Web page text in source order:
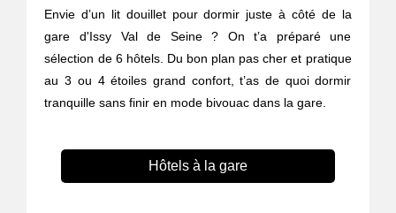
Envie d’un lit douillet pour dormir juste à côté de la
gare d'Issy Val de Seine ? On t’a préparé une
sélection de 6 hôtels. Du bon plan pas cher et pratique
au 3 ou 4 étoiles grand confort, t’as de quoi dormir
tranquille sans finir en mode bivouac dans la gare.
Hôtels à la gare